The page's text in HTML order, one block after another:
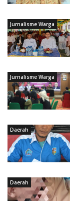
Jurnalisme Warga
Jurnalisme Warga
Daerah
Daerah